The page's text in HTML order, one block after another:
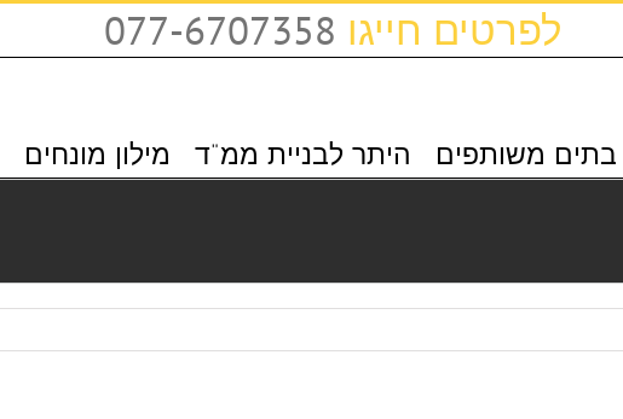
לפרטים חייגו 077-6707358
בתים משותפים היתר לבניית ממ"ד מילון מונחים